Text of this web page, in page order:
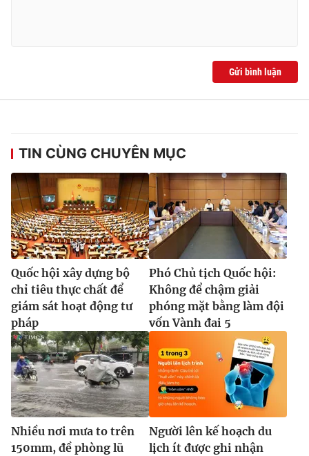
Gửi bình luận
TIN CÙNG CHUYÊN MỤC
Quốc hội xây dựng bộ
chỉ tiêu thực chất để
giám sát hoạt động tư
pháp
Phó Chủ tịch Quốc hội:
Không để chậm giải
phóng mặt bằng làm đội
vốn Vành đai 5
Nhiều nơi mưa to trên
150mm, đề phòng lũ
Người lên kế hoạch du
lịch ít được ghi nhận